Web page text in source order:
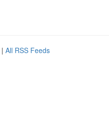
| All RSS Feeds